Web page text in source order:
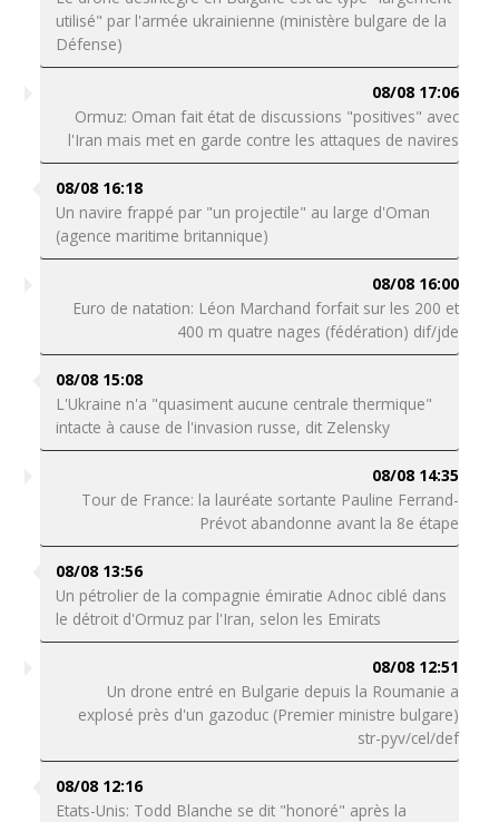
utilisé" par l'armée ukrainienne (ministère bulgare de la
Défense)
08/08 17:06
Ormuz: Oman fait état de discussions "positives" avec
l'Iran mais met en garde contre les attaques de navires
08/08 16:18
Un navire frappé par "un projectile" au large d'Oman
(agence maritime britannique)
08/08 16:00
Euro de natation: Léon Marchand forfait sur les 200 et
400 m quatre nages (fédération) dif/jde
08/08 15:08
L'Ukraine n'a "quasiment aucune centrale thermique"
intacte à cause de l'invasion russe, dit Zelensky
08/08 14:35
Tour de France: la lauréate sortante Pauline Ferrand-
Prévot abandonne avant la 8e étape
08/08 13:56
Un pétrolier de la compagnie émiratie Adnoc ciblé dans
le détroit d'Ormuz par l'Iran, selon les Emirats
08/08 12:51
Un drone entré en Bulgarie depuis la Roumanie a
explosé près d'un gazoduc (Premier ministre bulgare)
str-pyv/cel/def
08/08 12:16
Etats-Unis: Todd Blanche se dit "honoré" après la